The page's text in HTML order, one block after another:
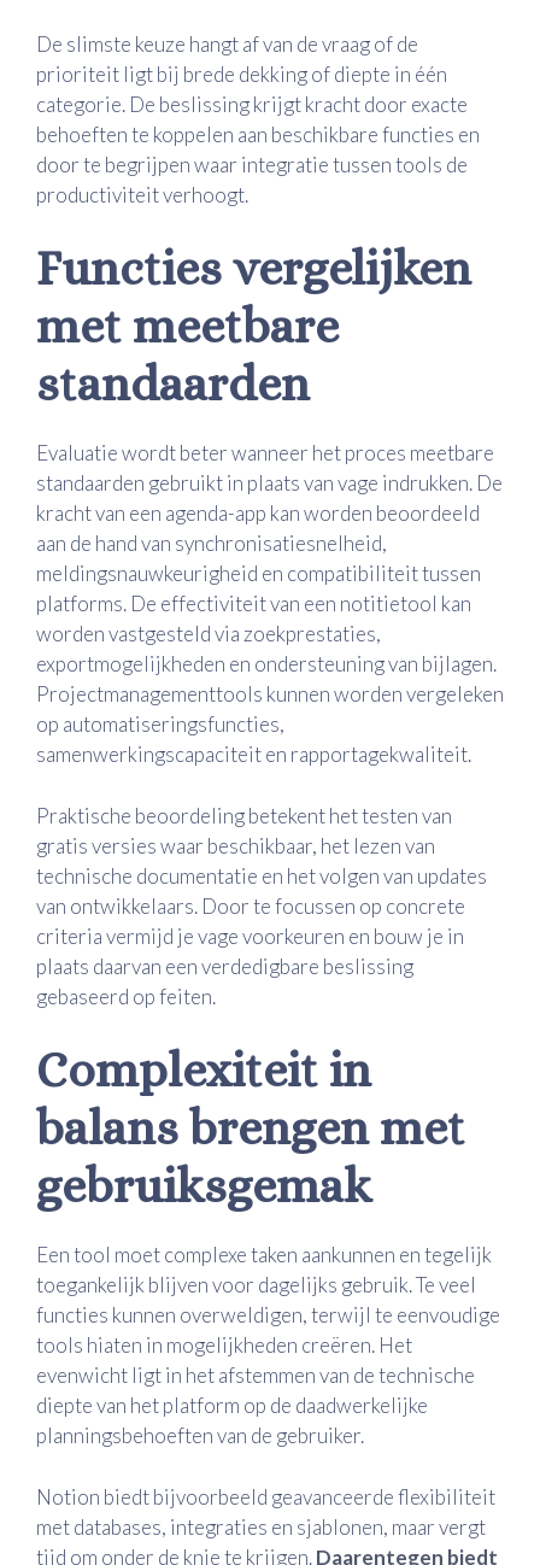
De slimste keuze hangt af van de vraag of de
prioriteit ligt bij brede dekking of diepte in één
categorie. De beslissing krijgt kracht door exacte
behoeften te koppelen aan beschikbare functies en
door te begrijpen waar integratie tussen tools de
productiviteit verhoogt.
Functies vergelijken
met meetbare
standaarden
Evaluatie wordt beter wanneer het proces meetbare
standaarden gebruikt in plaats van vage indrukken. De
kracht van een agenda-app kan worden beoordeeld
aan de hand van synchronisatiesnelheid,
meldingsnauwkeurigheid en compatibiliteit tussen
platforms. De effectiviteit van een notitietool kan
worden vastgesteld via zoekprestaties,
exportmogelijkheden en ondersteuning van bijlagen.
Projectmanagementtools kunnen worden vergeleken
op automatiseringsfuncties,
samenwerkingscapaciteit en rapportagekwaliteit.
Praktische beoordeling betekent het testen van
gratis versies waar beschikbaar, het lezen van
technische documentatie en het volgen van updates
van ontwikkelaars. Door te focussen op concrete
criteria vermijd je vage voorkeuren en bouw je in
plaats daarvan een verdedigbare beslissing
gebaseerd op feiten.
Complexiteit in
balans brengen met
gebruiksgemak
Een tool moet complexe taken aankunnen en tegelijk
toegankelijk blijven voor dagelijks gebruik. Te veel
functies kunnen overweldigen, terwijl te eenvoudige
tools hiaten in mogelijkheden creëren. Het
evenwicht ligt in het afstemmen van de technische
diepte van het platform op de daadwerkelijke
planningsbehoeften van de gebruiker.
Notion biedt bijvoorbeeld geavanceerde flexibiliteit
met databases, integraties en sjablonen, maar vergt
tijd om onder de knie te krijgen.Daarentegen biedt